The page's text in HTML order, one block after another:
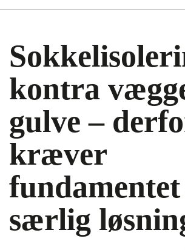
kontra
gulve –
kræver
fundamentet
særlig